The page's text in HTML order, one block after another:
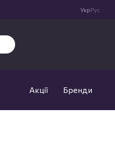
УкрРус
Акції Бренди